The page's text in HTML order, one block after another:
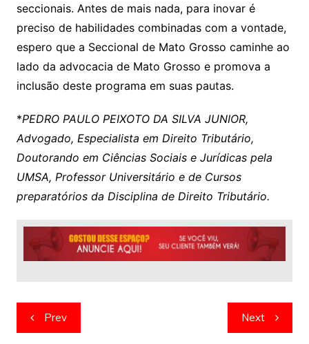
seccionais. Antes de mais nada, para inovar é
preciso de habilidades combinadas com a vontade,
espero que a Seccional de Mato Grosso caminhe ao
lado da advocacia de Mato Grosso e promova a
inclusão deste programa em suas pautas.
*PEDRO PAULO PEIXOTO DA SILVA JUNIOR,
Advogado, Especialista em Direito Tributário,
Doutorando em Ciências Sociais e Jurídicas pela
UMSA, Professor Universitário e de Cursos
preparatórios da Disciplina de Direito Tributário.
Navegação
de
Prev Next